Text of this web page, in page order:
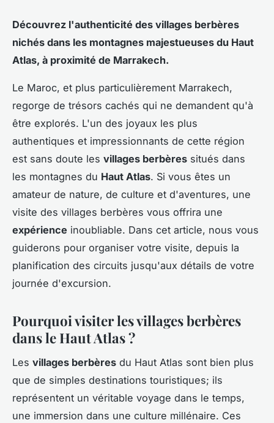
Découvrez l'authenticité des villages berbères
nichés dans les montagnes majestueuses du Haut
Atlas, à proximité de Marrakech.
Le Maroc, et plus particulièrement Marrakech,
regorge de trésors cachés qui ne demandent qu'à
être explorés. L'un des joyaux les plus
authentiques et impressionnants de cette région
est sans doute les villages berbères situés dans
les montagnes du Haut Atlas. Si vous êtes un
amateur de nature, de culture et d'aventures, une
visite des villages berbères vous offrira une
expérience inoubliable. Dans cet article, nous vous
guiderons pour organiser votre visite, depuis la
planification des circuits jusqu'aux détails de votre
journée d'excursion.
Pourquoi visiter les villages berbères
dans le Haut Atlas ?
Les villages berbères du Haut Atlas sont bien plus
que de simples destinations touristiques; ils
représentent un véritable voyage dans le temps,
une immersion dans une culture millénaire. Ces